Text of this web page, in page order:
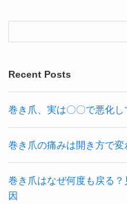
Recent Posts
巻き爪、実は〇〇で悪化し
巻き爪の痛みは開き方で変
巻き爪はなぜ何度も戻る
因